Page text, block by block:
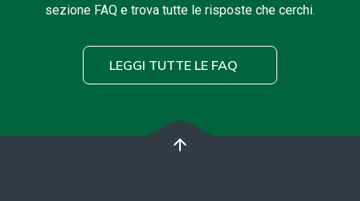
sezione FAQ e trova tutte le risposte che cerchi.
LEGGI TUTTE LE FAQ
arrow_upward